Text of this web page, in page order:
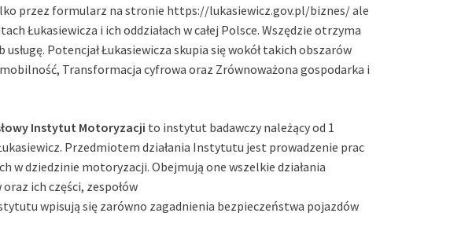
przez formularz na stronie https://lukasiewicz.gov.pl/biznes/ ale
Łukasiewicza i ich oddziałach w całej Polsce. Wszędzie otrzyma
Potencjał Łukasiewicza skupia się wokół takich obszarów
Transformacja cyfrowa oraz Zrównoważona gospodarka i
Instytut Motoryzacji to instytut badawczy należący od 1
Przedmiotem działania Instytutu jest prowadzenie prac
w dziedzinie motoryzacji. Obejmują one wszelkie działania
ich części, zespołów
wpisują się zarówno zagadnienia bezpieczeństwa pojazdów